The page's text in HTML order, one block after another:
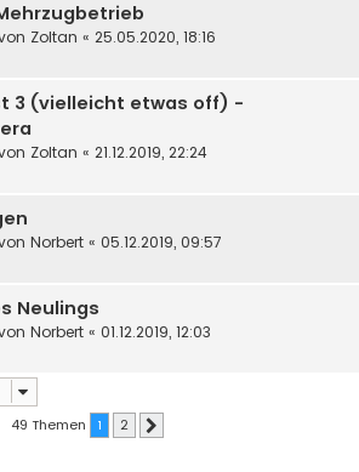
Zoltan « 25.05.2020, 18:16
3 (vielleicht etwas off) -
Zoltan « 21.12.2019, 22:24
Norbert « 05.12.2019, 09:57
Neulings
Norbert « 01.12.2019, 12:03
49 Themen 1 2